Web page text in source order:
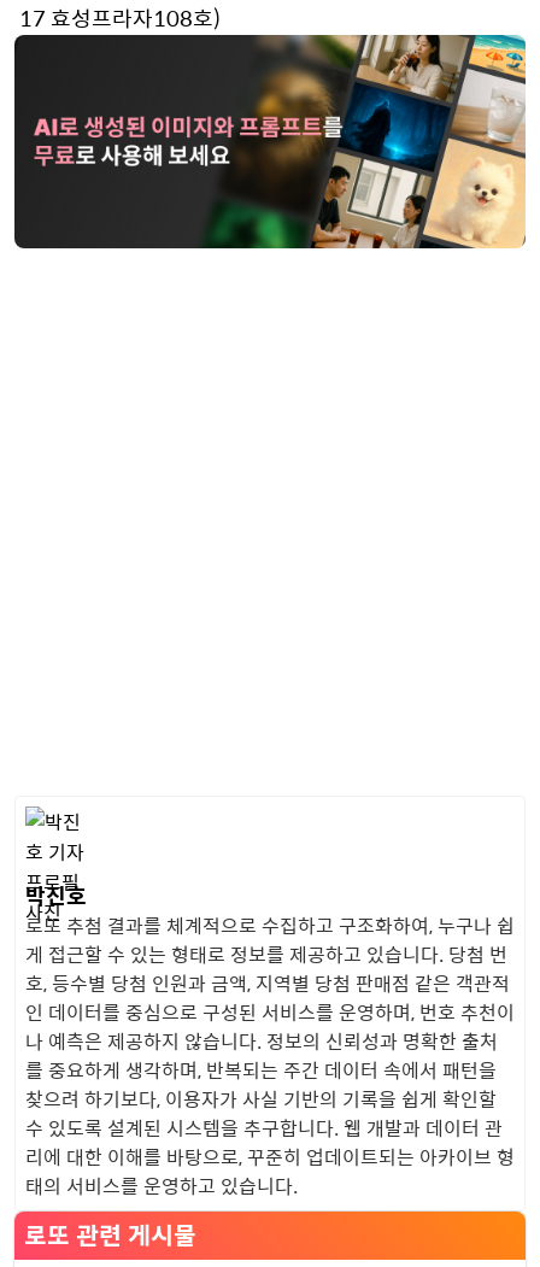
17 효성프라자108호)
박진호
로또 추첨 결과를 체계적으로 수집하고 구조화하여, 누구나 쉽
게 접근할 수 있는 형태로 정보를 제공하고 있습니다. 당첨 번
호, 등수별 당첨 인원과 금액, 지역별 당첨 판매점 같은 객관적
인 데이터를 중심으로 구성된 서비스를 운영하며, 번호 추천이
나 예측은 제공하지 않습니다. 정보의 신뢰성과 명확한 출처
를 중요하게 생각하며, 반복되는 주간 데이터 속에서 패턴을
찾으려 하기보다, 이용자가 사실 기반의 기록을 쉽게 확인할
수 있도록 설계된 시스템을 추구합니다. 웹 개발과 데이터 관
리에 대한 이해를 바탕으로, 꾸준히 업데이트되는 아카이브 형
태의 서비스를 운영하고 있습니다.
로또 관련 게시물